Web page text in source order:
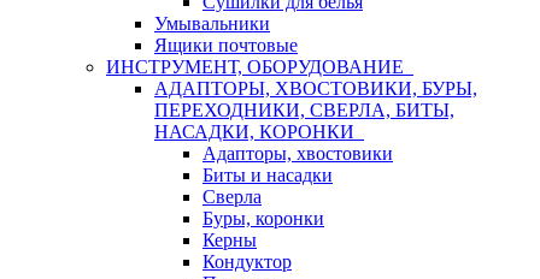
Умывальники
Ящики почтовые
ИНСТРУМЕНТ, ОБОРУДОВАНИЕ
АДАПТОРЫ, ХВОСТОВИКИ, БУРЫ,
ПЕРЕХОДНИКИ, СВЕРЛА, БИТЫ,
НАСАДКИ, КОРОНКИ
Адапторы, хвостовики
Биты и насадки
Сверла
Буры, коронки
Керны
Кондуктор